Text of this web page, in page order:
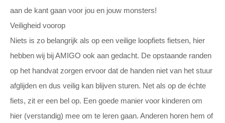
aan de kant gaan voor jou en jouw monsters!
Veiligheid voorop
Niets is zo belangrijk als op een veilige loopfiets fietsen, hier
hebben wij bij AMIGO ook aan gedacht. De opstaande randen
op het handvat zorgen ervoor dat de handen niet van het stuur
afglijden en dus veilig kan blijven sturen. Net als op de échte
fiets, zit er een bel op. Een goede manier voor kinderen om
hier (verstandig) mee om te leren gaan. Anderen horen hem of